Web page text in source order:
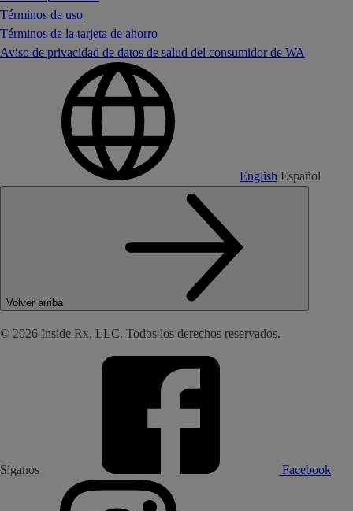
Términos de uso
Términos de la tarjeta de ahorro
Aviso de privacidad de datos de salud del consumidor de WA
English Español
Volver arriba
© 2026 Inside Rx, LLC. Todos los derechos reservados.
Síganos Facebook